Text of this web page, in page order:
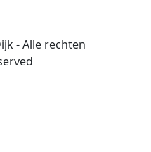
- Alle rechten